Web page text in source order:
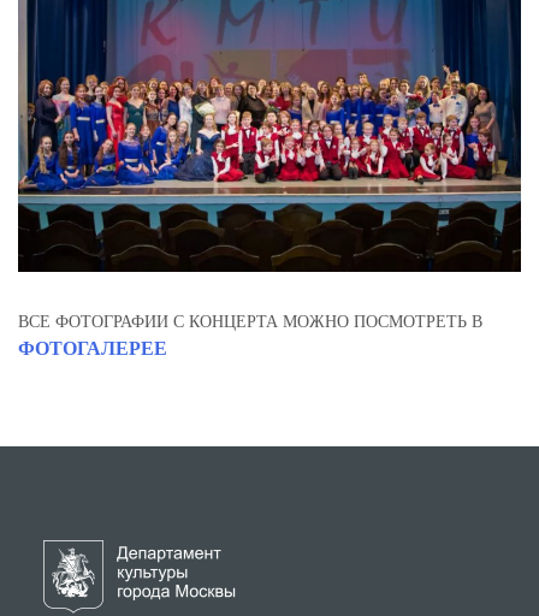
ВСЕ ФОТОГРАФИИ С КОНЦЕРТА МОЖНО ПОСМОТРЕТЬ В
ФОТОГАЛЕРЕЕ